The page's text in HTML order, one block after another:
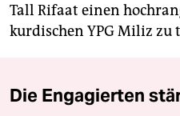
Tall Rifaat einen
kurdischen YPG Miliz zu
Die Engagierten